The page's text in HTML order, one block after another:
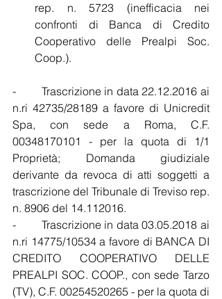
rep. n. 5723 (inefficacia nei
confronti di Banca di Credito
Cooperativo delle Prealpi Soc.
Coop.).
-        Trascrizione in data 22.12.2016 ai
n.ri 42735/28189 a favore di Unicredit
Spa, con sede a Roma, C.F.
00348170101 - per la quota di 1/1
Proprietà; Domanda giudiziale
derivante da revoca di atti soggetti a
trascrizione del Tribunale di Treviso rep.
n. 8906 del 14.112016.
-        Trascrizione in data 03.05.2018 ai
n.ri 14775/10534 a favore di BANCA DI
CREDITO COOPERATIVO DELLE
PREALPI SOC. COOP., con sede Tarzo
(TV), C.F. 00254520265 - per la quota di